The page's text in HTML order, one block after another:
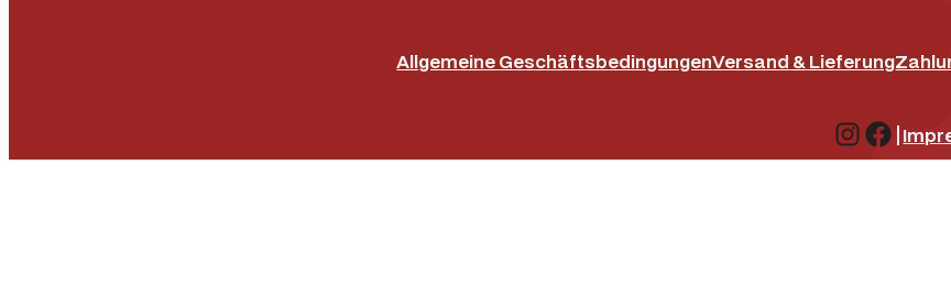
Allgemeine GeschäftsbedingungenVersand & Lieferung
|